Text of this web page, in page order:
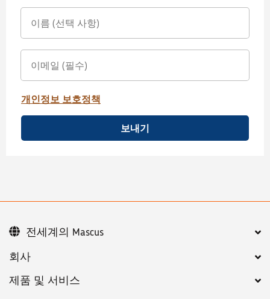
개인정보 보호정책
보내기
회사
제품 및 서비스
전세계의 Mascus